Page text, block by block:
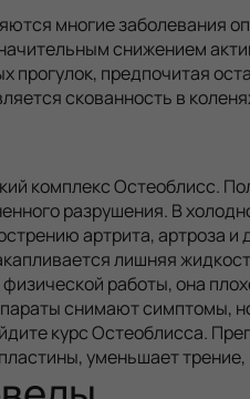
многие заболевания
снижением
прогулок, предпочитая
скованность в
комплекс Остеоблисс.
разрушения. В
артрита, артроза и
лишняя
работы, она
снимают симптомы,
курс Остеоблисса.
уменьшает